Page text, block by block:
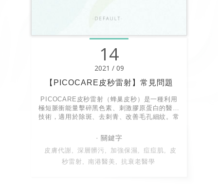
14
2021 / 09
【PICOCARE皮秒雷射】常見問題
PICOCARE皮秒雷射（蜂巢皮秒）是一種利用
極短脈衝能量擊碎黑色素、刺激膠原蛋白的醫美
技術，適用於除斑、去刺青、改善毛孔細紋。常
結痂，通常3-7天內消退。術後重點為加強保濕
防曬、避免酸類保養。
皮膚代謝
深層髒污 加強保濕 痘痘肌
皮
秒雷射
南港醫美 抗衰老醫學